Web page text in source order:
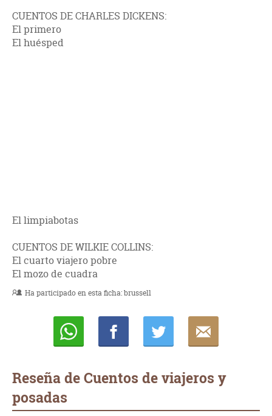
CUENTOS DE CHARLES DICKENS:
El primero
El huésped
El limpiabotas
CUENTOS DE WILKIE COLLINS:
El cuarto viajero pobre
El mozo de cuadra
Ha participado en esta ficha:brussell
Reseña de Cuentos de viajeros y
posadas